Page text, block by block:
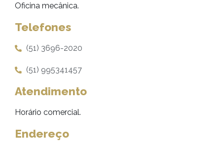
Oficina mecânica.
Telefones
(51) 3696-2020
(51) 995341457
Atendimento
Horário comercial.
Endereço